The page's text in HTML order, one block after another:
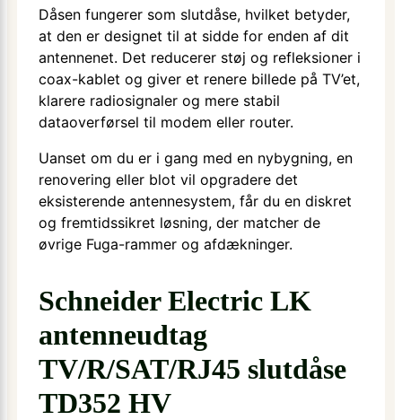
Dåsen fungerer som slutdåse, hvilket betyder,
at den er designet til at sidde for enden af dit
antennenet. Det reducerer støj og refleksioner i
coax-kablet og giver et renere billede på TV’et,
klarere radiosignaler og mere stabil
dataoverførsel til modem eller router.
Uanset om du er i gang med en nybygning, en
renovering eller blot vil opgradere det
eksisterende antennesystem, får du en diskret
og fremtidssikret løsning, der matcher de
øvrige Fuga-rammer og afdækninger.
Schneider Electric LK
antenneudtag
TV/R/SAT/RJ45 slutdåse
TD352 HV